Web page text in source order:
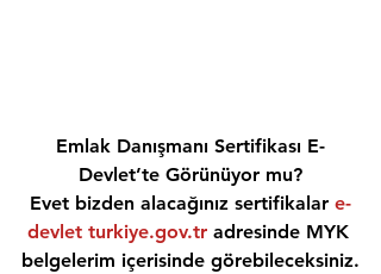
Emlak Danışmanı Sertifikası E-
Devlet’te Görünüyor mu?
Evet bizden alacağınız sertifikalar e-
devlet turkiye.gov.tr adresinde MYK
belgelerim içerisinde görebileceksiniz.